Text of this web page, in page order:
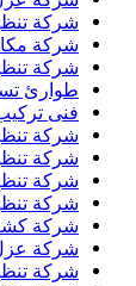
شركة
شركة
شركة
طوارئ
فنى
شركة
شركة
شركة
شركة
شركة
شركة
شركة